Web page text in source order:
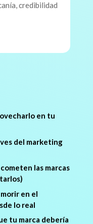
credibilidad
en tu
del marketing
las marcas
en el
lo real
tu marca debería